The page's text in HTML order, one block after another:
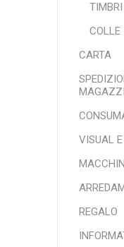
TIMBRI
COLLE
CARTA
VISUAL
REGALO